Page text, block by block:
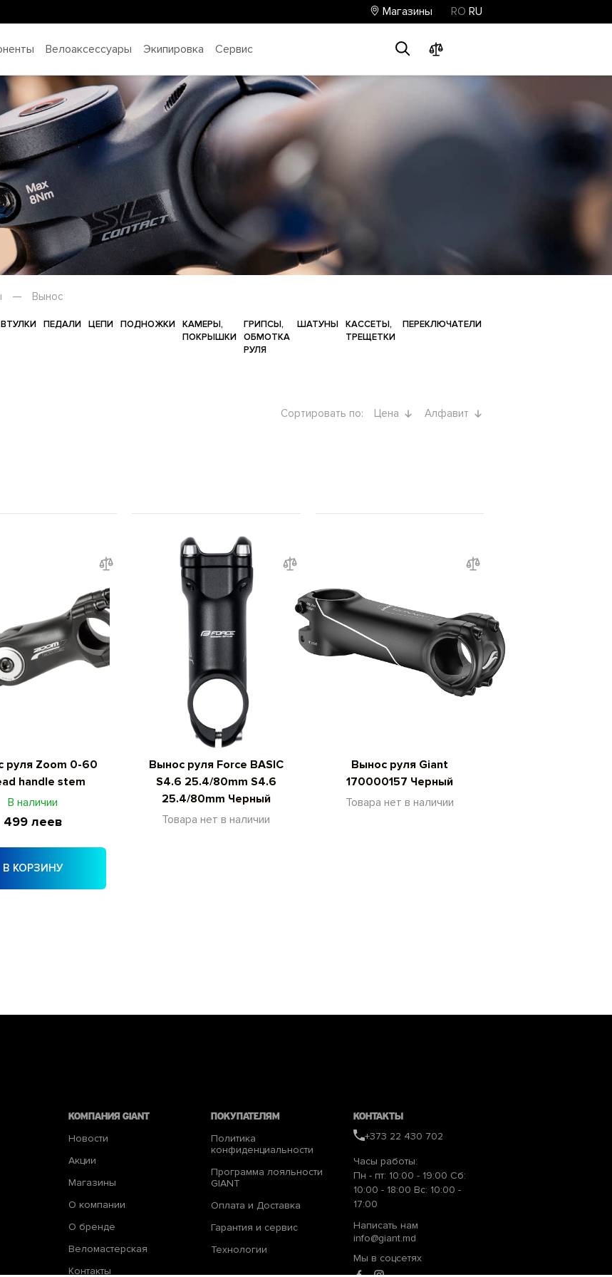
Магазины RO RU
Велоаксессуары Экипировка Сервис
— Вынос
ВТУЛКИ ПЕДАЛИ ЦЕПИ ПОДНОЖКИ
КАМЕРЫ,
ПОКРЫШКИ
ГРИПСЫ,
ОБМОТКА
РУЛЯ
ШАТУНЫ
КАССЕТЫ,
ТРЕЩЕТКИ
ПЕРЕКЛЮЧАТЕЛИ
Сортировать по: Цена Алфавит
руля Zoom 0-60
handle stem
В наличии
499 леев
В КОРЗИНУ
Вынос руля Force BASIC
S4.6 25.4/80mm S4.6
25.4/80mm Черный
Товара нет в наличии
Вынос руля Giant
170000157 Черный
Товара нет в наличии
КОМПАНИЯ giant
Новости
Акции
Магазины
О компании
О бренде
Веломастерская
Контакты
Покупателям
Политика
конфиденциальности
Программа лояльности
GIANT
Оплата и Доставка
Гарантия и сервис
Технологии
Контакты
+373 22 430 702
Часы работы:
Пн - пт: 10:00 - 19:00 Сб:
10:00 - 18:00 Вс: 10:00 -
17:00
Написать нам
info@giant.md
Мы в соцсетях